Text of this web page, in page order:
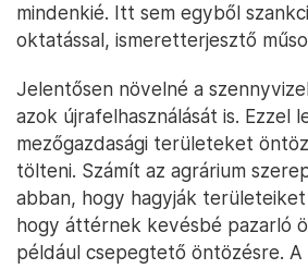
mindenkié. Itt sem egyből
oktatással, ismeretterjesztő
Jelentősen növelné a
azok újrafelhasználását is. Ezzel
mezőgazdasági területeket
tölteni. Számít az agrárium
abban, hogy hagyják területeiket
hogy áttérnek kevésbé pazarló
például csepegtető öntözésre. A